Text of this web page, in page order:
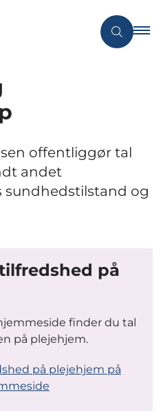
offentliggør tal
andet
sundhedstilstand og
på
finder du tal
på plejehjem.
på plejehjem på